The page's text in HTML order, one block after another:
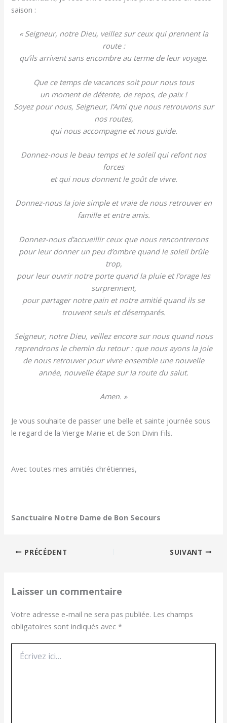
saison :
« Seigneur, notre Dieu, veillez sur ceux qui prennent la
route :
qu’ils arrivent sans encombre au terme de leur voyage.
Que ce temps de vacances soit pour nous tous
un moment de détente, de repos, de paix !
Soyez pour nous, Seigneur, l’Ami que nous retrouvons sur
nos routes,
qui nous accompagne et nous guide.
Donnez-nous le beau temps et le soleil qui refont nos
forces
et qui nous donnent le goût de vivre.
Donnez-nous la joie simple et vraie de nous retrouver en
famille et entre amis.
Donnez-nous d’accueillir ceux que nous rencontrerons
pour leur donner un peu d’ombre quand le soleil brûle
trop,
pour leur ouvrir notre porte quand la pluie et l’orage les
surprennent,
pour partager notre pain et notre amitié quand ils se
trouvent seuls et désemparés.
Seigneur, notre Dieu, veillez encore sur nous quand nous
reprendrons le chemin du retour : que nous ayons la joie
de nous retrouver pour vivre ensemble une nouvelle
année, nouvelle étape sur la route du salut.
Amen. »
Je vous souhaite de passer une belle et sainte journée sous
le regard de la Vierge Marie et de Son Divin Fils.
Avec toutes mes amitiés chrétiennes,
Sanctuaire Notre Dame de Bon Secours
PRÉCÉDENT SUIVANT
Laisser un commentaire
Votre adresse e-mail ne sera pas publiée. Les champs
obligatoires sont indiqués avec*
ici…